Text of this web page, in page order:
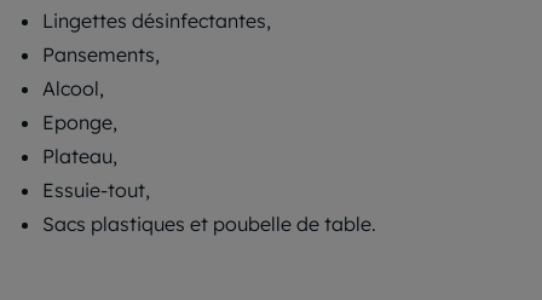
Lingettes désinfectantes,
Pansements,
Alcool,
Eponge,
Plateau,
Essuie-tout,
Sacs plastiques et poubelle de table.